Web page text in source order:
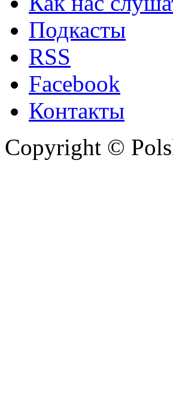
Подкасты
RSS
Facebook
Контакты
Copyright ©